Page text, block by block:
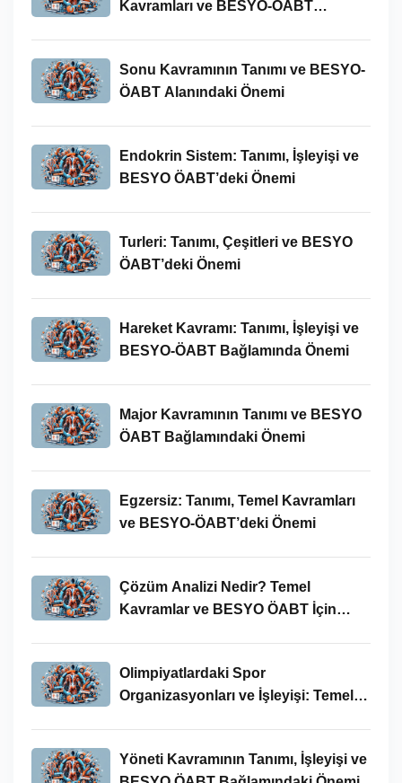
Kavramları ve BESYO-ÖABT
Sonu Kavramının Tanımı ve BESYO-
ÖABT Alanındaki Önemi
Endokrin Sistem: Tanımı, İşleyişi ve
BESYO ÖABT’deki Önemi
Turleri: Tanımı, Çeşitleri ve BESYO
ÖABT’deki Önemi
Hareket Kavramı: Tanımı, İşleyişi ve
BESYO-ÖABT Bağlamında Önemi
Major Kavramının Tanımı ve BESYO
ÖABT Bağlamındaki Önemi
Egzersiz: Tanımı, Temel Kavramları
ve BESYO-ÖABT’deki Önemi
Çözüm Analizi Nedir? Temel
Kavramlar ve BESYO ÖABT İçin
Olimpiyatlardaki Spor
Organizasyonları ve İşleyişi: Temel
Yöneti Kavramının Tanımı, İşleyişi ve